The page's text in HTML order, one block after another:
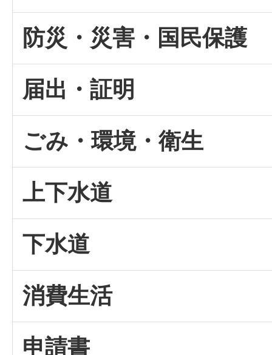
防災・災害・国民保護
届出・証明
ごみ・環境・衛生
上下水道
下水道
消費生活
申請書